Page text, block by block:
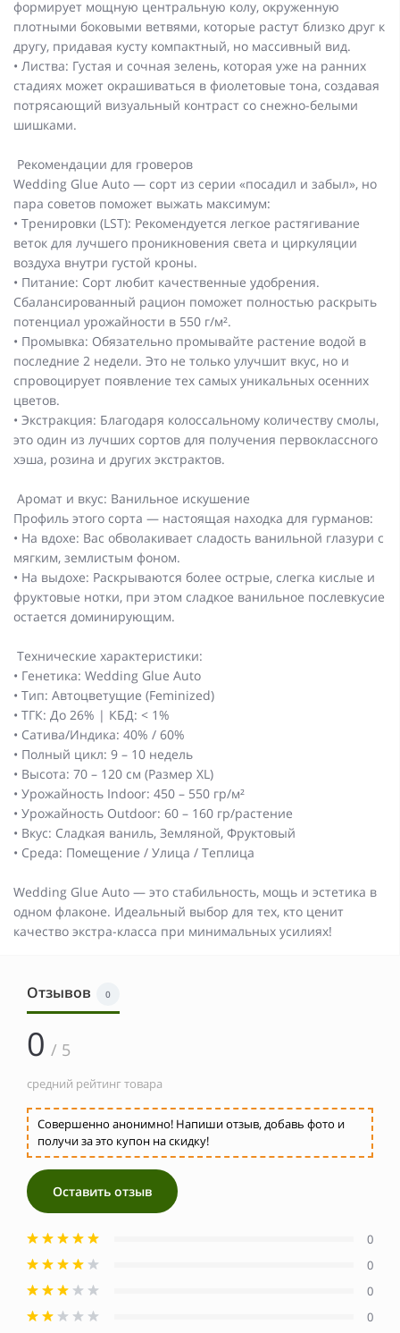
формирует мощную центральную колу, окруженную
плотными боковыми ветвями, которые растут близко друг к
другу, придавая кусту компактный, но массивный вид.
• Листва: Густая и сочная зелень, которая уже на ранних
стадиях может окрашиваться в фиолетовые тона, создавая
потрясающий визуальный контраст со снежно-белыми
шишками.
Рекомендации для гроверов
Wedding Glue Auto — сорт из серии «посадил и забыл», но
пара советов поможет выжать максимум:
• Тренировки (LST): Рекомендуется легкое растягивание
веток для лучшего проникновения света и циркуляции
воздуха внутри густой кроны.
• Питание: Сорт любит качественные удобрения.
Сбалансированный рацион поможет полностью раскрыть
потенциал урожайности в 550 г/м².
• Промывка: Обязательно промывайте растение водой в
последние 2 недели. Это не только улучшит вкус, но и
спровоцирует появление тех самых уникальных осенних
цветов.
• Экстракция: Благодаря колоссальному количеству смолы,
это один из лучших сортов для получения первоклассного
хэша, розина и других экстрактов.
Аромат и вкус: Ванильное искушение
Профиль этого сорта — настоящая находка для гурманов:
• На вдохе: Вас обволакивает сладость ванильной глазури с
мягким, землистым фоном.
• На выдохе: Раскрываются более острые, слегка кислые и
фруктовые нотки, при этом сладкое ванильное послевкусие
остается доминирующим.
Технические характеристики:
• Генетика: Wedding Glue Auto
• Тип: Автоцветущие (Feminized)
• ТГК: До 26% | КБД: < 1%
• Сатива/Индика: 40% / 60%
• Полный цикл: 9 – 10 недель
• Высота: 70 – 120 см (Размер XL)
• Урожайность Indoor: 450 – 550 гр/м²
• Урожайность Outdoor: 60 – 160 гр/растение
• Вкус: Сладкая ваниль, Земляной, Фруктовый
• Среда: Помещение / Улица / Теплица
Wedding Glue Auto — это стабильность, мощь и эстетика в
одном флаконе. Идеальный выбор для тех, кто ценит
качество экстра-класса при минимальных усилиях!
Отзывов 0
0 / 5
средний рейтинг товара
Совершенно анонимно! Напиши отзыв, добавь фото и
получи за это купон на скидку!
Оставить отзыв
0
0
0
0